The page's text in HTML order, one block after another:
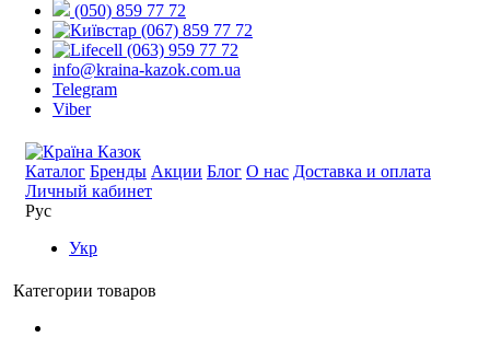
(050) 859 77 72
(067) 859 77 72
(063) 959 77 72
info@kraina-kazok.com.ua
Telegram
Viber
Каталог Бренды Акции Блог О нас Доставка и оплата
Личный кабинет
Рус
Укр
Категории товаров